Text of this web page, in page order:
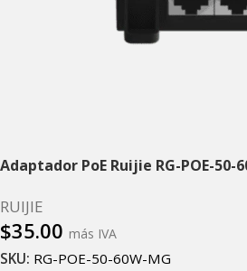
Adaptador PoE Ruijie RG-POE-50-
RUIJIE
$35.00 más IVA
SKU: RG-POE-50-60W-MG